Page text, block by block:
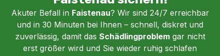
Akuter Befall in Faistenau? Wir sind 24/7 erreichbar
und in 30 Minuten bei Ihnen – schnell, diskret und
zuverlässig, damit das Schädlingproblemgar nicht
erst größer wird und Sie wieder ruhig schlafen